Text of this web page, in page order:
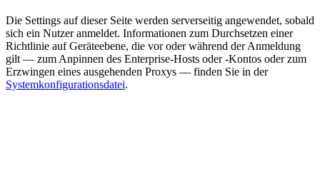
Die Settings auf dieser Seite werden serverseitig angewendet, sobald
sich ein Nutzer anmeldet. Informationen zum Durchsetzen einer
Richtlinie auf Geräteebene, die vor oder während der Anmeldung
gilt — zum Anpinnen des Enterprise-Hosts oder -Kontos oder zum
Erzwingen eines ausgehenden Proxys — finden Sie in der
Systemkonfigurationsdatei.